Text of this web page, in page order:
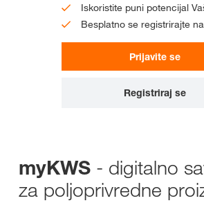
Iskoristite puni potencijal
Besplatno se registrirajte
Prijavite se
Registriraj se
myKWS - digitalno
za poljoprivredne